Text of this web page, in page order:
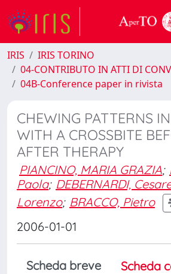
IRIS
IRIS TORINO
04-CONTRIBUTO IN ATTI DI
04B-Conference paper in rivista
CHEWING PATTERNS
WITH A CROSSBITE
AFTER THERAPY
PIANCINO, MARIA GRAZIA;
Paola; DEBERNARDI,
Lorenzo; BRACCO, Pietro
2006-01-01
Scheda breve
Scheda